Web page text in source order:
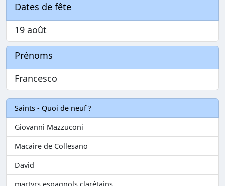
Dates de fête
19 août
Prénoms
Francesco
Saints - Quoi de neuf ?
Giovanni Mazzuconi
Macaire de Collesano
David